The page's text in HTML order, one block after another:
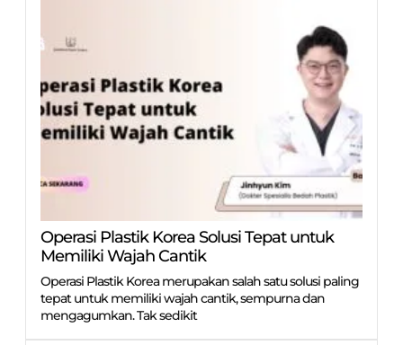
Operasi Plastik Korea Solusi Tepat untuk
Memiliki Wajah Cantik
Operasi Plastik Korea merupakan salah satu solusi paling
tepat untuk memiliki wajah cantik, sempurna dan
mengagumkan. Tak sedikit